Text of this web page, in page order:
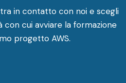
in contatto con noi e scegli
cui avviare la formazione
progetto AWS.